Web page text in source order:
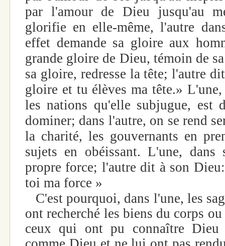
par l'amour de Dieu jusqu'au
glorifie en elle-même, l'autre
effet demande sa gloire aux
grande gloire de Dieu, témoin de
sa gloire, redresse la tête; l'autre
gloire et tu élèves ma tête.»
les nations qu'elle subjugue, est
dominer; dans l'autre, on se rend
la charité, les gouvernants en
sujets en obéissant. L'une, dans
propre force; l'autre dit à son
toi ma force »
C'est pourquoi, dans l'une, les
ont recherché les biens du corps
ceux qui ont pu connaître